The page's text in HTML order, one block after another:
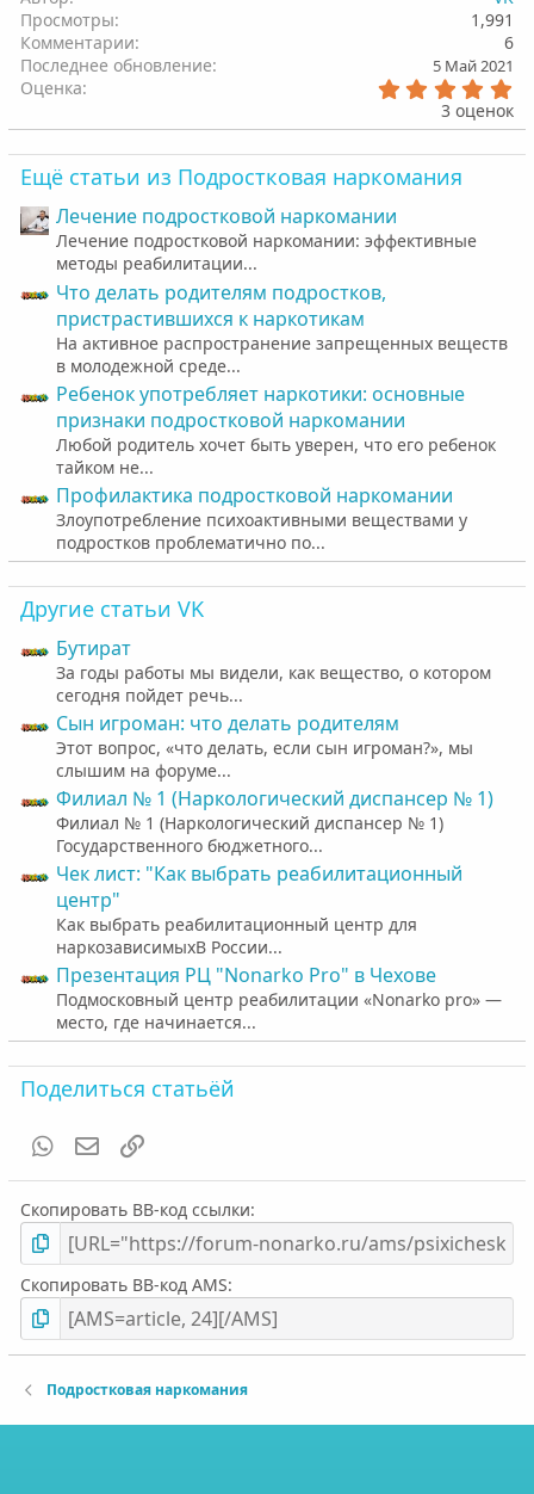
Просмотры
1,991
Комментарии
6
Последнее обновление
5 Май 2021
Оценка
.
0
з
3 оценок
Ещё статьи из Подростковая наркомания
Лечение подростковой наркомании
Лечение подростковой наркомании: эффективные
методы реабилитации...
Что делать родителям подростков,
пристрастившихся к наркотикам
На активное распространение запрещенных веществ
в молодежной среде...
Ребенок употребляет наркотики: основные
признаки подростковой наркомании
Любой родитель хочет быть уверен, что его ребенок
тайком не...
Профилактика подростковой наркомании
Злоупотребление психоактивными веществами у
подростков проблематично по...
Другие статьи VK
Бутират
За годы работы мы видели, как вещество, о котором
сегодня пойдет речь...
Cын игроман: что делать родителям
Этот вопрос, «что делать, если сын игроман?», мы
слышим на форуме...
Филиал № 1 (Наркологический диспансер № 1)
Филиал № 1 (Наркологический диспансер № 1)
Государственного бюджетного...
Чек лист: "Как выбрать реабилитационный
центр"
Как выбрать реабилитационный центр для
наркозависимыхВ России...
Презентация РЦ "Nonarko Pro" в Чехове
Подмосковный центр реабилитации «Nonarko pro» —
место, где начинается...
Поделиться статьёй
WhatsAppЭлектронная почта
Скопировать BB-код ссылки
Скопировать BB-код AMS
Подростковая наркомания